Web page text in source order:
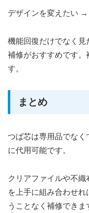
デザインを変えたい
機能回復だけでなく見
補修がおすすめです。
す。
まとめ
つば芯は専用品でな
に代用可能です。
クリアファイルや不
を上手に組み合わせ
うことなく補修できま